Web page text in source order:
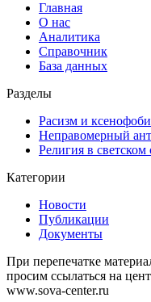
Главная
О нас
Аналитика
Справочник
База данных
Разделы
Расизм и
Неправомерный
Религия в светском
Категории
Новости
Публикации
Документы
При перепечатке
просим ссылаться на
www.sova-center.ru